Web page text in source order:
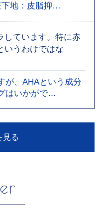
下地：皮脂抑…
しています。特に赤
いうわけではな
が、AHAという成分
はいかがで…
見る